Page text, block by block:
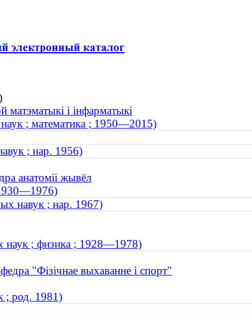
матэматыкі і інфарматыкі
наук ; математика ; 1950—2015)
; нар. 1956)
анатоміі жывёл
навук ; нар. 1967)
наук ; физика ; 1928—1978)
"Фізічнае выхаванне і спорт"
; род. 1981)